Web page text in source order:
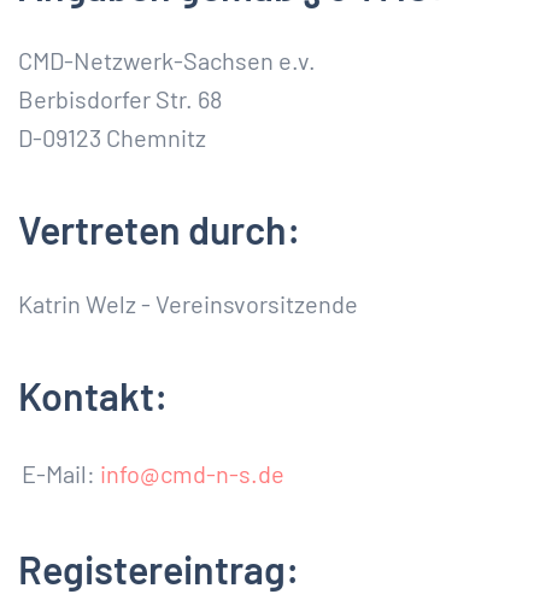
CMD-Netzwerk-Sachsen e.v.
Berbisdorfer Str. 68
D-09123 Chemnitz
Vertreten durch:
Katrin Welz - Vereinsvorsitzende
Kontakt:
E-Mail: info@cmd-n-s.de
Registereintrag: